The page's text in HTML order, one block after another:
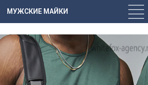
МУЖСКИЕ МАЙКИ